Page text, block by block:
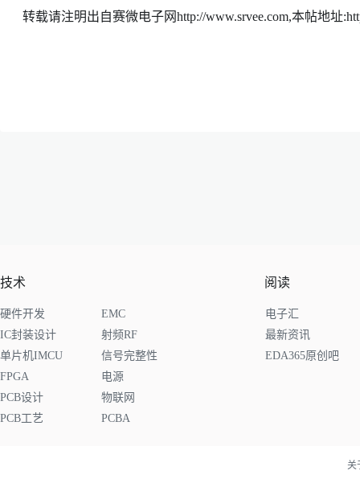
转载请注明出自赛微电子网http://www.srvee.com,本帖地址
技术
硬件开发
EMC
IC封装设计
射频RF
单片机IMCU
信号完整性
FPGA
电源
PCB设计
物联网
PCB工艺
PCBA
阅读
电子汇
最新资讯
EDA365原创吧
关